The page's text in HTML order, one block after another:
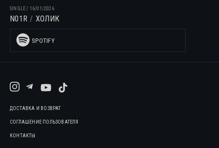
SINGLE/ 16/01/2026
N01R ХОЛИК
SPOTIFY
ДОСТАВКА И ВОЗВРАТ
СОГЛАШЕНИЕ ПОЛЬЗОВАТЕЛЯ
КОНТАКТЫ